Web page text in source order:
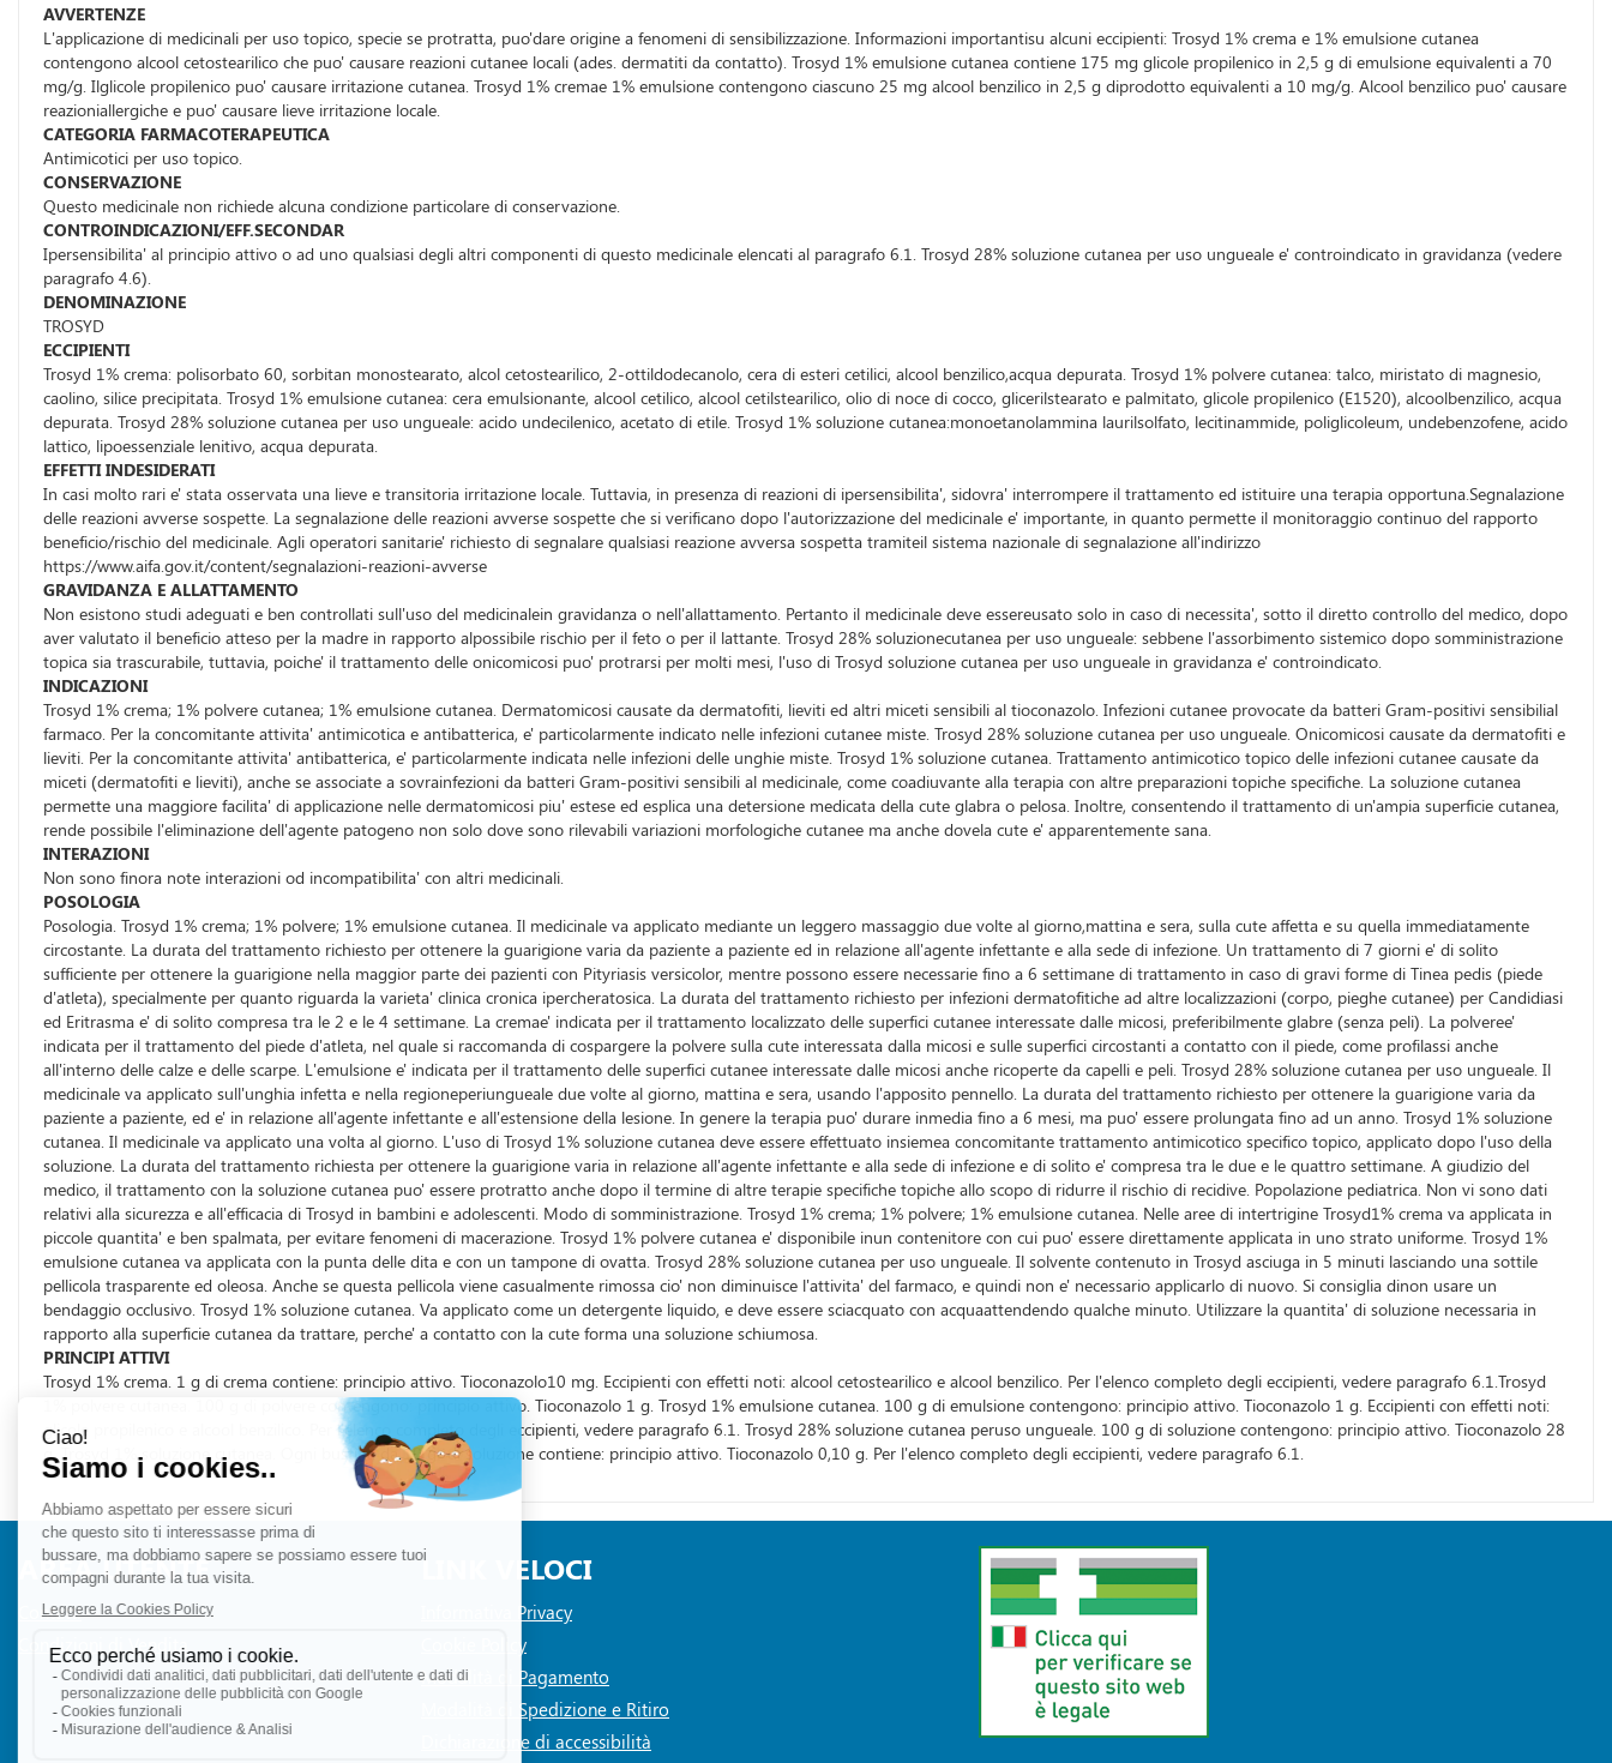
AVVERTENZE
L'applicazione di medicinali per uso topico, specie se protratta, puo'dare origine a fenomeni di sensibilizzazione. Informazioni importantisu alcuni eccipienti: Trosyd 1% crema e 1% emulsione cutanea
contengono alcool cetostearilico che puo' causare reazioni cutanee locali (ades. dermatiti da contatto). Trosyd 1% emulsione cutanea contiene 175 mg glicole propilenico in 2,5 g di emulsione equivalenti a 70
mg/g. Ilglicole propilenico puo' causare irritazione cutanea. Trosyd 1% cremae 1% emulsione contengono ciascuno 25 mg alcool benzilico in 2,5 g diprodotto equivalenti a 10 mg/g. Alcool benzilico puo' causare
reazioniallergiche e puo' causare lieve irritazione locale.
CATEGORIA FARMACOTERAPEUTICA
Antimicotici per uso topico.
CONSERVAZIONE
Questo medicinale non richiede alcuna condizione particolare di conservazione.
CONTROINDICAZIONI/EFF.SECONDAR
Ipersensibilita' al principio attivo o ad uno qualsiasi degli altri componenti di questo medicinale elencati al paragrafo 6.1. Trosyd 28% soluzione cutanea per uso ungueale e' controindicato in gravidanza (vedere
paragrafo 4.6).
DENOMINAZIONE
TROSYD
ECCIPIENTI
Trosyd 1% crema: polisorbato 60, sorbitan monostearato, alcol cetostearilico, 2-ottildodecanolo, cera di esteri cetilici, alcool benzilico,acqua depurata. Trosyd 1% polvere cutanea: talco, miristato di magnesio,
caolino, silice precipitata. Trosyd 1% emulsione cutanea: cera emulsionante, alcool cetilico, alcool cetilstearilico, olio di noce di cocco, glicerilstearato e palmitato, glicole propilenico (E1520), alcoolbenzilico, acqua
depurata. Trosyd 28% soluzione cutanea per uso ungueale: acido undecilenico, acetato di etile. Trosyd 1% soluzione cutanea:monoetanolammina laurilsolfato, lecitinammide, poliglicoleum, undebenzofene, acido
lattico, lipoessenziale lenitivo, acqua depurata.
EFFETTI INDESIDERATI
In casi molto rari e' stata osservata una lieve e transitoria irritazione locale. Tuttavia, in presenza di reazioni di ipersensibilita', sidovra' interrompere il trattamento ed istituire una terapia opportuna.Segnalazione
delle reazioni avverse sospette. La segnalazione delle reazioni avverse sospette che si verificano dopo l'autorizzazione del medicinale e' importante, in quanto permette il monitoraggio continuo del rapporto
beneficio/rischio del medicinale. Agli operatori sanitarie' richiesto di segnalare qualsiasi reazione avversa sospetta tramiteil sistema nazionale di segnalazione all'indirizzo
https://www.aifa.gov.it/content/segnalazioni-reazioni-avverse
GRAVIDANZA E ALLATTAMENTO
Non esistono studi adeguati e ben controllati sull'uso del medicinalein gravidanza o nell'allattamento. Pertanto il medicinale deve essereusato solo in caso di necessita', sotto il diretto controllo del medico, dopo
aver valutato il beneficio atteso per la madre in rapporto alpossibile rischio per il feto o per il lattante. Trosyd 28% soluzionecutanea per uso ungueale: sebbene l'assorbimento sistemico dopo somministrazione
topica sia trascurabile, tuttavia, poiche' il trattamento delle onicomicosi puo' protrarsi per molti mesi, l'uso di Trosyd soluzione cutanea per uso ungueale in gravidanza e' controindicato.
INDICAZIONI
Trosyd 1% crema; 1% polvere cutanea; 1% emulsione cutanea. Dermatomicosi causate da dermatofiti, lieviti ed altri miceti sensibili al tioconazolo. Infezioni cutanee provocate da batteri Gram-positivi sensibilial
farmaco. Per la concomitante attivita' antimicotica e antibatterica, e' particolarmente indicato nelle infezioni cutanee miste. Trosyd 28% soluzione cutanea per uso ungueale. Onicomicosi causate da dermatofiti e
lieviti. Per la concomitante attivita' antibatterica, e' particolarmente indicata nelle infezioni delle unghie miste. Trosyd 1% soluzione cutanea. Trattamento antimicotico topico delle infezioni cutanee causate da
miceti (dermatofiti e lieviti), anche se associate a sovrainfezioni da batteri Gram-positivi sensibili al medicinale, come coadiuvante alla terapia con altre preparazioni topiche specifiche. La soluzione cutanea
permette una maggiore facilita' di applicazione nelle dermatomicosi piu' estese ed esplica una detersione medicata della cute glabra o pelosa. Inoltre, consentendo il trattamento di un'ampia superficie cutanea,
rende possibile l'eliminazione dell'agente patogeno non solo dove sono rilevabili variazioni morfologiche cutanee ma anche dovela cute e' apparentemente sana.
INTERAZIONI
Non sono finora note interazioni od incompatibilita' con altri medicinali.
POSOLOGIA
Posologia. Trosyd 1% crema; 1% polvere; 1% emulsione cutanea. Il medicinale va applicato mediante un leggero massaggio due volte al giorno,mattina e sera, sulla cute affetta e su quella immediatamente
circostante. La durata del trattamento richiesto per ottenere la guarigione varia da paziente a paziente ed in relazione all'agente infettante e alla sede di infezione. Un trattamento di 7 giorni e' di solito
sufficiente per ottenere la guarigione nella maggior parte dei pazienti con Pityriasis versicolor, mentre possono essere necessarie fino a 6 settimane di trattamento in caso di gravi forme di Tinea pedis (piede
d'atleta), specialmente per quanto riguarda la varieta' clinica cronica ipercheratosica. La durata del trattamento richiesto per infezioni dermatofitiche ad altre localizzazioni (corpo, pieghe cutanee) per Candidiasi
ed Eritrasma e' di solito compresa tra le 2 e le 4 settimane. La cremae' indicata per il trattamento localizzato delle superfici cutanee interessate dalle micosi, preferibilmente glabre (senza peli). La polveree'
indicata per il trattamento del piede d'atleta, nel quale si raccomanda di cospargere la polvere sulla cute interessata dalla micosi e sulle superfici circostanti a contatto con il piede, come profilassi anche
all'interno delle calze e delle scarpe. L'emulsione e' indicata per il trattamento delle superfici cutanee interessate dalle micosi anche ricoperte da capelli e peli. Trosyd 28% soluzione cutanea per uso ungueale. Il
medicinale va applicato sull'unghia infetta e nella regioneperiungueale due volte al giorno, mattina e sera, usando l'apposito pennello. La durata del trattamento richiesto per ottenere la guarigione varia da
paziente a paziente, ed e' in relazione all'agente infettante e all'estensione della lesione. In genere la terapia puo' durare inmedia fino a 6 mesi, ma puo' essere prolungata fino ad un anno. Trosyd 1% soluzione
cutanea. Il medicinale va applicato una volta al giorno. L'uso di Trosyd 1% soluzione cutanea deve essere effettuato insiemea concomitante trattamento antimicotico specifico topico, applicato dopo l'uso della
soluzione. La durata del trattamento richiesta per ottenere la guarigione varia in relazione all'agente infettante e alla sede di infezione e di solito e' compresa tra le due e le quattro settimane. A giudizio del
medico, il trattamento con la soluzione cutanea puo' essere protratto anche dopo il termine di altre terapie specifiche topiche allo scopo di ridurre il rischio di recidive. Popolazione pediatrica. Non vi sono dati
relativi alla sicurezza e all'efficacia di Trosyd in bambini e adolescenti. Modo di somministrazione. Trosyd 1% crema; 1% polvere; 1% emulsione cutanea. Nelle aree di intertrigine Trosyd1% crema va applicata in
piccole quantita' e ben spalmata, per evitare fenomeni di macerazione. Trosyd 1% polvere cutanea e' disponibile inun contenitore con cui puo' essere direttamente applicata in uno strato uniforme. Trosyd 1%
emulsione cutanea va applicata con la punta delle dita e con un tampone di ovatta. Trosyd 28% soluzione cutanea per uso ungueale. Il solvente contenuto in Trosyd asciuga in 5 minuti lasciando una sottile
pellicola trasparente ed oleosa. Anche se questa pellicola viene casualmente rimossa cio' non diminuisce l'attivita' del farmaco, e quindi non e' necessario applicarlo di nuovo. Si consiglia dinon usare un
bendaggio occlusivo. Trosyd 1% soluzione cutanea. Va applicato come un detergente liquido, e deve essere sciacquato con acquaattendendo qualche minuto. Utilizzare la quantita' di soluzione necessaria in
rapporto alla superficie cutanea da trattare, perche' a contatto con la cute forma una soluzione schiumosa.
PRINCIPI ATTIVI
Trosyd 1% crema. 1 g di crema contiene: principio attivo. Tioconazolo10 mg. Eccipienti con effetti noti: alcool cetostearilico e alcool benzilico. Per l'elenco completo degli eccipienti, vedere paragrafo 6.1.Trosyd
1% polvere cutanea. 100 g di polvere contengono: principio attivo. Tioconazolo 1 g. Trosyd 1% emulsione cutanea. 100 g di emulsione contengono: principio attivo. Tioconazolo 1 g. Eccipienti con effetti noti:
glicole propilenico e alcool benzilico. Per l'elenco completo degli eccipienti, vedere paragrafo 6.1. Trosyd 28% soluzione cutanea peruso ungueale. 100 g di soluzione contengono: principio attivo. Tioconazolo 28
g. Trosyd 1% soluzione cutanea. Ogni bustina da 10 gr di soluzione contiene: principio attivo. Tioconazolo 0,10 g. Per l'elenco completo degli eccipienti, vedere paragrafo 6.1.
AREA UTENTE
Contatti
Condizioni di Vendita
LINK VELOCI
Informativa Privacy
Cookie Policy
Modalità di Pagamento
Modalità di Spedizione e Ritiro
Dichiarazione di accessibilità